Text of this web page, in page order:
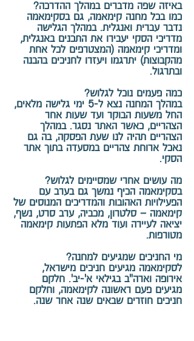
באיזה שפה מדברים במהלך ההדרכה?
כמו בכל מחנה קימאמה, גם בסקימאמה
נדבר עברית ואנגלית. במהלך הגלישה
מדריכי הסקי יעבירו את התכנים באנגלית,
ומדריכי קימאמה (המצטרפים לכל אחת
מהקבוצות) יתרגמו ויעזרו לחניכים בהבנה
ובתרגול.
כמה פעמים נוכל לגלוש?
במהלך המחנה נצא ל-5 ימי גלישה מלאים,
החל משעות הבוקר ועד שעות אחר
הצהריים, כאשר האתר נסגר. במהלך
הצהריים תהיה לנו שעת הפסקה, בה גם
נאכל ארוחת צהריים במסעדה בתוך אתר
הסקי.
מה עושים אחרי שמסיימים לגלוש?
בסקימאמה הכיף נמשך גם בערב עם
הפעילויות האהובות והמדריכים המנוסים של
קימאמה – סלטרון, מכביה, ערב סרט, נשף,
יציאה לעיירה ועוד מלא הפתעות קימאמה
מטורפות.
מי החניכים שמגיעים למחנה?
לסקימאמה מגיעים חניכים מישראל,
אירופה וארה"ב בגילאי א'-יב'. חלקם
מגיעים פעם ראשונה לקימאמה, וחלקם
חניכים חוזרים שבאים שנה אחר שנה.